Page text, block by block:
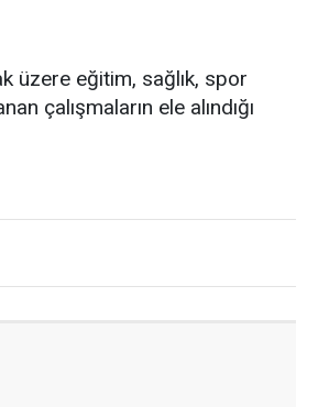
üzere eğitim, sağlık, spor
çalışmaların ele alındığı